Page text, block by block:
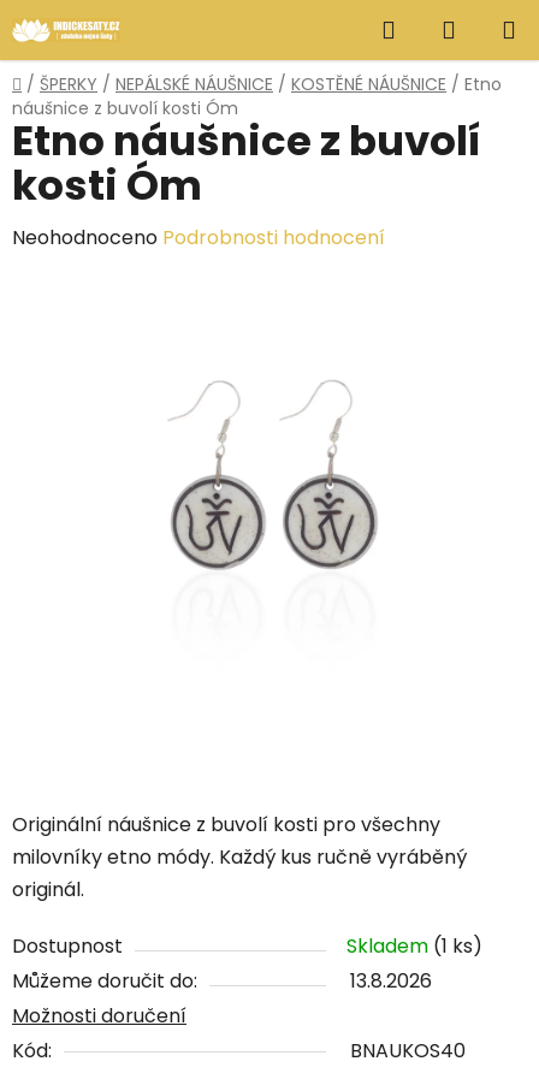
na
obsah
Hledat
KOŠÍK
Domů
/ ŠPERKY / NEPÁLSKÉ NÁUŠNICE / KOSTĚNÉ NÁUŠNICE / Etno
náušnice z buvolí kosti Óm
Originální náušnice z buvolí kosti pro všechny
milovníky etno módy. Každý kus ručně vyráběný
originál.
Dostupnost Skladem (1 ks)
Můžeme doručit do:
13.8.2026
Možnosti doručení
Kód:
BNAUKOS40
Etno náušnice z buvolí
kosti Óm
Průměrné
Neohodnoceno Podrobnosti hodnocení